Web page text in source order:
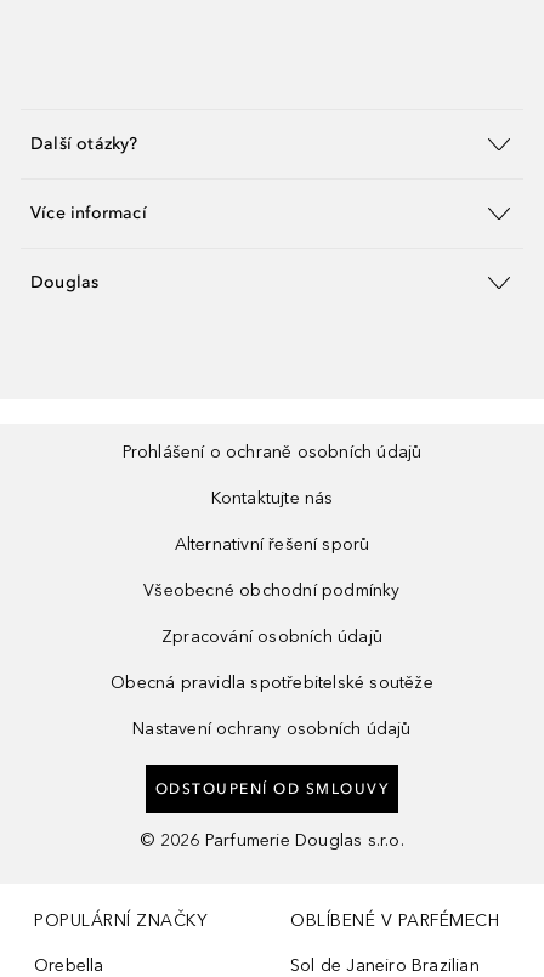
Další otázky?
Více informací
Douglas
Prohlášení o ochraně osobních údajů
Kontaktujte nás
Alternativní řešení sporů
Všeobecné obchodní podmínky
Zpracování osobních údajů
Obecná pravidla spotřebitelské soutěže
Nastavení ochrany osobních údajů
ODSTOUPENÍ OD SMLOUVY
© 2026 Parfumerie Douglas s.r.o.
POPULÁRNÍ ZNAČKY
Orebella
OBLÍBENÉ V PARFÉMECH
Sol de Janeiro Brazilian